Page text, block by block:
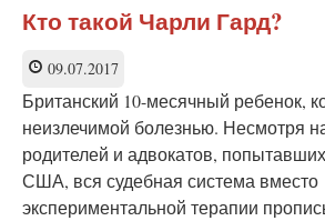
США
у
детей
из-
за
низкого
IQ
Кто такой Чарли Гард?
09.07.2017
Британский 10-месячный ребенок,
неизлечимой болезнью. Несмотря
родителей и адвокатов,
США, вся судебная система вместо
экспериментальной терапии